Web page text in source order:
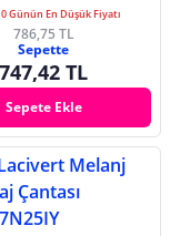
Günün En Düşük Fiyatı
786,75 TL
Sepette
747,42 TL
Sepete Ekle